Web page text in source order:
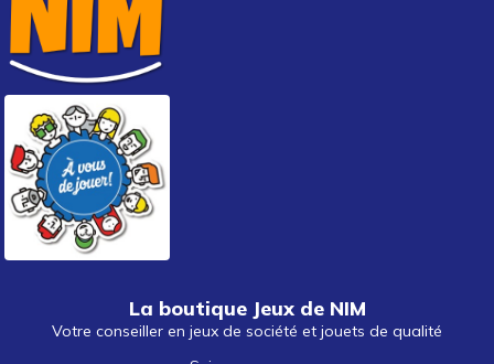
La boutique Jeux de NIM
Votre conseiller en jeux de société et jouets de qualité